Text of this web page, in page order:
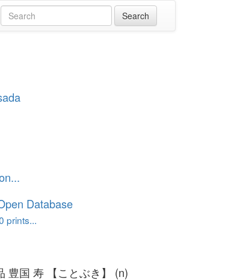
Database
prints...
豊国 寿 【ことぶき】 (n)